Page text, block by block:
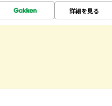
詳細を見る